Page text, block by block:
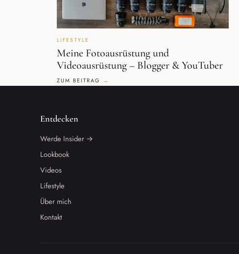
LIFESTYLE
Meine Fotoausrüstung und
Videoausrüstung – Blogger & YouTuber
ZUM BEITRAG
Entdecken
Werde Insider →
Lookbook
Videos
Lifestyle
Über mich
Kontakt